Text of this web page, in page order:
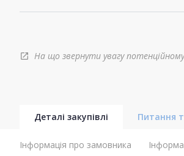
open_in_new На що звернути увагу
Деталі закупівлі Питання
Інформація про замовника